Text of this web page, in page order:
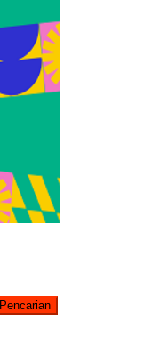
Pencarian